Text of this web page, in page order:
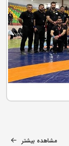
مشاهده بیشتر